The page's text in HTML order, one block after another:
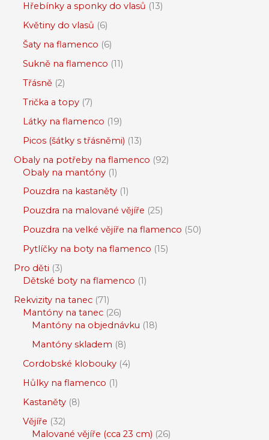
Hřebínky a sponky do vlasů 13
Květiny do vlasů 6
Šaty na flamenco 6
Sukně na flamenco 11
Třásně 2
Trička a topy 7
Látky na flamenco 19
Picos (šátky s třásněmi) 13
Obaly na potřeby na flamenco 92
Obaly na mantóny 1
Pouzdra na kastaněty 1
Pouzdra na malované vějíře 25
Pouzdra na velké vějíře na flamenco 50
Pytlíčky na boty na flamenco 15
Pro děti 3
Dětské boty na flamenco 1
Rekvizity na tanec 71
Mantóny na tanec 26
Mantóny na objednávku 18
Mantóny skladem 8
Cordobské klobouky 4
Hůlky na flamenco 1
Kastaněty 8
Vějíře 32
Malované vějíře (cca 23 cm) 26